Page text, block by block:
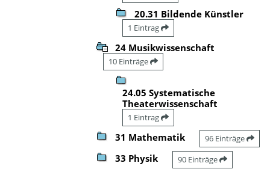
20.31 Bildende Künstler
1 Eintrag
24 Musikwissenschaft
10 Einträge
24.05 Systematische
Theaterwissenschaft
1 Eintrag
31 Mathematik 96 Einträge
33 Physik 90 Einträge